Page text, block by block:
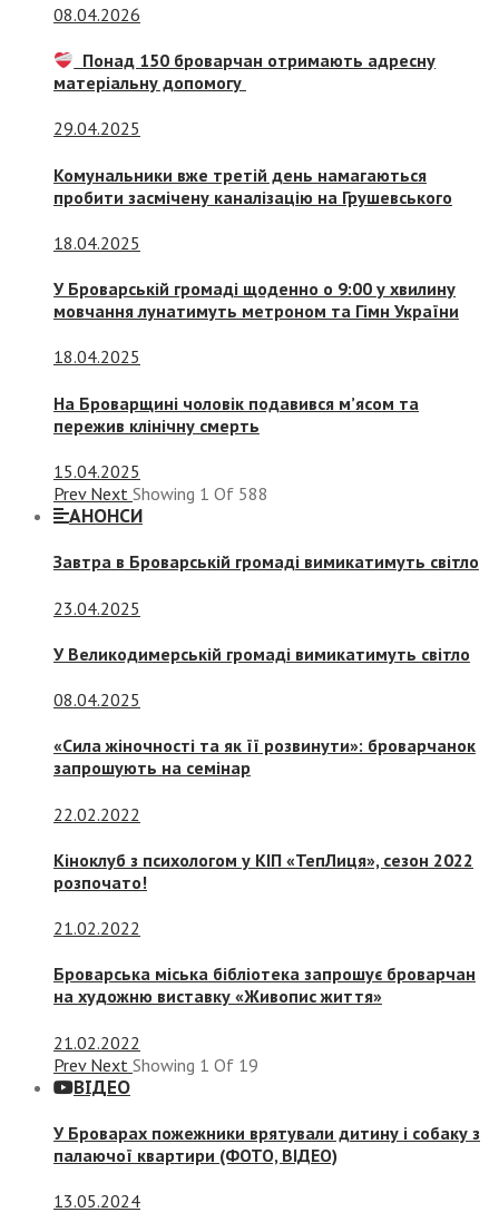
08.04.2026
Понад 150 броварчан отримають адресну
матеріальну допомогу
29.04.2025
Комунальники вже третій день намагаються
пробити засмічену каналізацію на Грушевського
18.04.2025
У Броварській громаді щоденно о 9:00 у хвилину
мовчання лунатимуть метроном та Гімн України
18.04.2025
На Броварщині чоловік подавився м’ясом та
пережив клінічну смерть
15.04.2025
Prev Next Showing 1 Of 588
АНОНСИ
Завтра в Броварській громаді вимикатимуть світло
23.04.2025
У Великодимерській громаді вимикатимуть світло
08.04.2025
«Сила жіночності та як її розвинути»: броварчанок
запрошують на семінар
22.02.2022
Кіноклуб з психологом у КІП «ТепЛиця», сезон 2022
розпочато!
21.02.2022
Броварська міська бібліотека запрошує броварчан
на художню виставку «Живопис життя»
21.02.2022
Prev Next Showing 1 Of 19
ВІДЕО
У Броварах пожежники врятували дитину і собаку з
палаючої квартири (ФОТО, ВІДЕО)
13.05.2024